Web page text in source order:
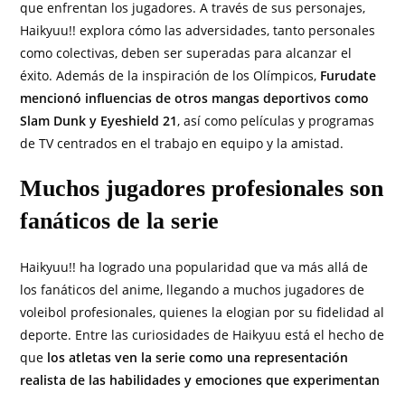
que enfrentan los jugadores. A través de sus personajes,
Haikyuu!! explora cómo las adversidades, tanto personales
como colectivas, deben ser superadas para alcanzar el
éxito. Además de la inspiración de los Olímpicos, Furudate
mencionó influencias de otros mangas deportivos como
Slam Dunk y Eyeshield 21, así como películas y programas
de TV centrados en el trabajo en equipo y la amistad.
Muchos jugadores profesionales son
fanáticos de la serie
Haikyuu!! ha logrado una popularidad que va más allá de
los fanáticos del anime, llegando a muchos jugadores de
voleibol profesionales, quienes la elogian por su fidelidad al
deporte. Entre las curiosidades de Haikyuu está el hecho de
que los atletas ven la serie como una representación
realista de las habilidades y emociones que experimentan